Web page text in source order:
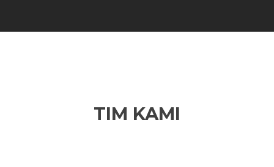
TIM KAMI